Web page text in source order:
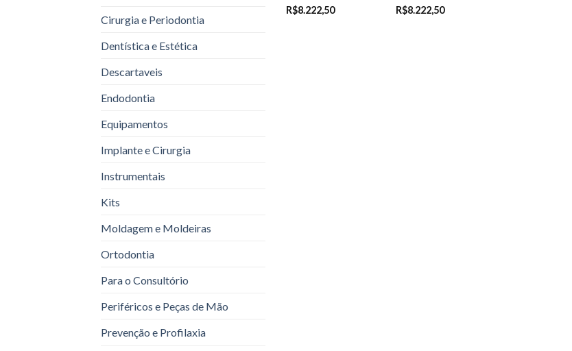
Cirurgia e Periodontia
Dentística e Estética
Descartaveis
Endodontia
Equipamentos
Implante e Cirurgia
Instrumentais
Kits
Moldagem e Moldeiras
Ortodontia
Para o Consultório
Periféricos e Peças de Mão
Prevenção e Profilaxia
R$8.222,50
R$8.222,50